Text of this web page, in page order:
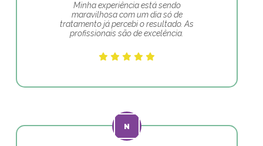
Minha experiência está sendo
maravilhosa com um dia só de
tratamento já percebi o resultado. As
profissionais são de excelência.